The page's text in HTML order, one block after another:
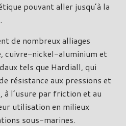
pouvant aller jusqu’à la
de nombreux alliages
cuivre-nickel-aluminium et
tels que Hardiall, qui
résistance aux pressions et
à l’usure par friction et au
utilisation en milieux
sous-marines.